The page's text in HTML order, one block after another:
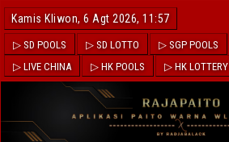
Kamis Kliwon, 6 Agt 2026, 11:57
▷ SD POOLS ▷ SD LOTTO ▷ SGP POOLS
▷ LIVE CHINA
▷ HK POOLS ▷ HK LOTTERY